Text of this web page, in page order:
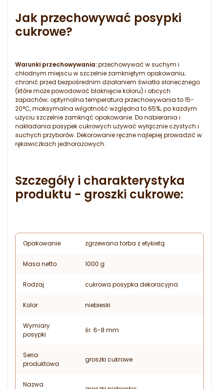
Jak przechowywać posypki
cukrowe?
Warunki przechowywania:przechowywać w suchym i
chłodnym miejscu w szczelnie zamkniętym opakowaniu;
chronić przed bezpośrednim działaniem światła słonecznego
(które może powodować blaknięcie koloru) i obcych
zapachów; optymalna temperatura przechowywania to 15-
20°C, maksymalna wilgotność względna to 65%; po każdym
użyciu szczelnie zamknąć opakowanie. Do nabierania i
nakładania posypek cukrowych używać wyłącznie czystych i
suchych przyborów. Dekorowanie ręczne najlepiej prowadzić w
rękawiczkach jednorazowych.
Szczegóły i charakterystyka
produktu - groszki cukrowe:
Opakowanie zgrzewana torba z etykietą
Masa netto 1000 g
Rodzaj cukrowa posypka dekoracyjna
Kolor niebieski
Wymiary
posypki
śr. 6-8 mm
Seria
produktowa
groszki cukrowe
Nazwa